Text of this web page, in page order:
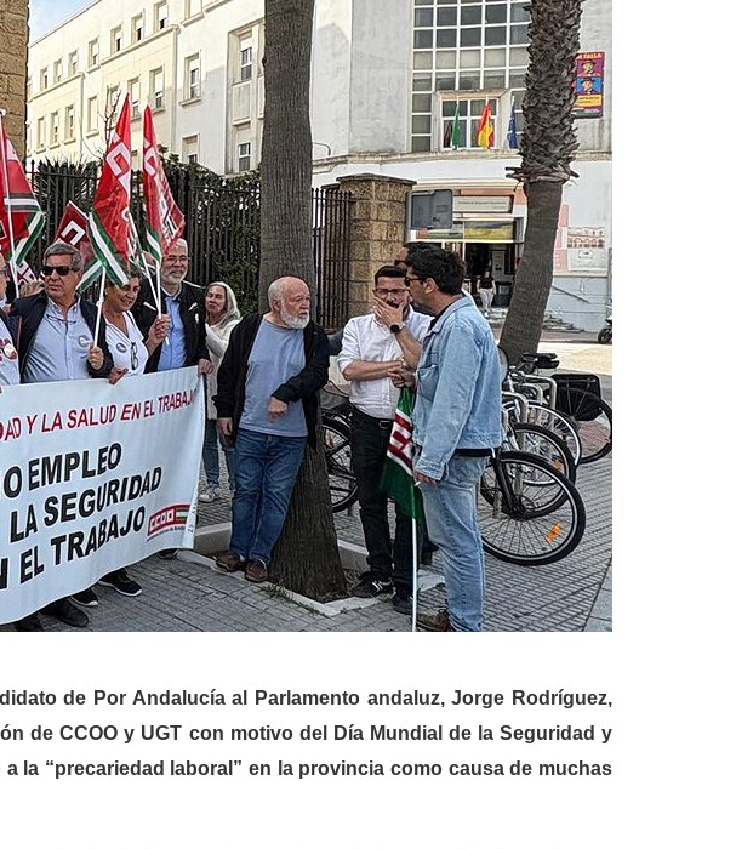
de Por Andalucía al Parlamento andaluz, Jorge Rodríguez,
de CCOO y UGT con motivo del Día Mundial de la Seguridad y
la “precariedad laboral” en la provincia como causa de muchas